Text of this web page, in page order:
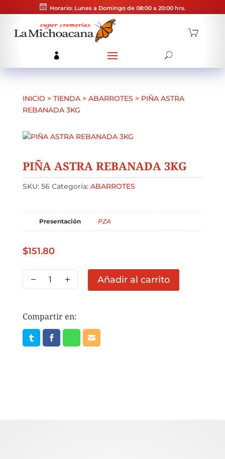
Horario: Lunes a Domingo de 08:00 a 20:00 hrs.
INICIO > TIENDA> ABARROTES > PIÑA ASTRA
REBANADA 3KG
PIÑA ASTRA REBANADA 3KG
SKU: 56 Categoría: ABARROTES
Presentación PZA
$151.80
ASTRA
cantidad
Añadir al carrito
Compartir en: